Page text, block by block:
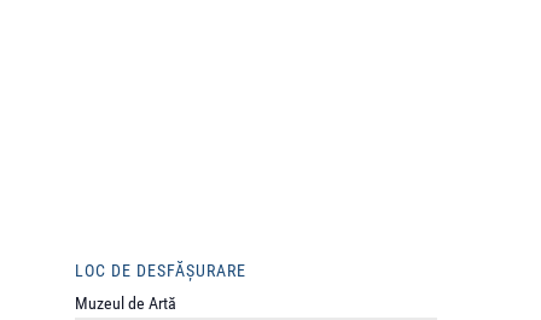
LOC DE DESFĂȘURARE
Muzeul de Artă